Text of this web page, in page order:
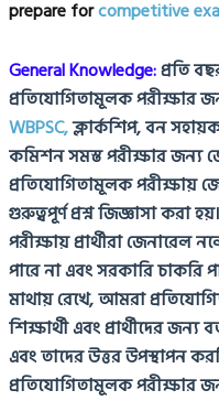
prepare forcompetitive
General Knowledge:প্রতি
প্রতিযোগিতামূলক পরীক্ষার
WBPSC,ক্লার্কশিপ, বন
কমিশন সমস্ত পরীক্ষার জন্য
প্রতিযোগিতামূলক পরীক্ষায়
গুরুত্বপূর্ণ প্রশ্ন জিজ্ঞাসা করা হয়।
পরীক্ষায় প্রার্থীরাজেনারেল
পারে না এবং সরকারি চাকরি
মাথায় রেখে, আমরা
শিক্ষার্থী এবং প্রার্থীদের জন্য
এবং তাদের উত্তর উপস্থাপন
প্রতিযোগিতামূলক পরীক্ষার